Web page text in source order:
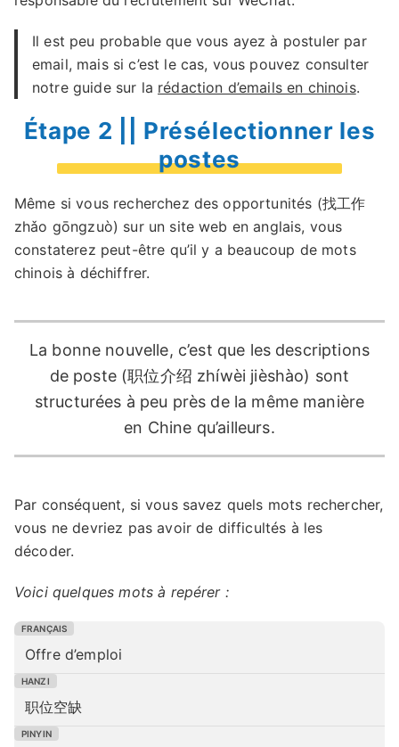
Il est peu probable que vous ayez à postuler par
email, mais si c’est le cas, vous pouvez consulter
notre guide sur la rédaction d’emails en chinois.
Étape 2 || Présélectionner les
postes
Même si vous recherchez des opportunités (找工作
zhǎo gōngzuò) sur un site web en anglais, vous
constaterez peut-être qu’il y a beaucoup de mots
chinois à déchiffrer.
La bonne nouvelle, c’est que les descriptions
de poste (职位介绍 zhíwèi jièshào) sont
structurées à peu près de la même manière
en Chine qu’ailleurs.
Par conséquent, si vous savez quels mots rechercher,
vous ne devriez pas avoir de difficultés à les
décoder.
Voici quelques mots à repérer :
Offre d’emploi
职位空缺